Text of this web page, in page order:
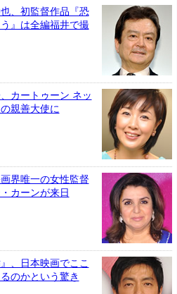
、初監督作品『恐
』は全編福井で撮
カートゥーン ネッ
親善大使に
界唯一の女性監督
カーンが来日
』、日本映画でここ
のかという驚き